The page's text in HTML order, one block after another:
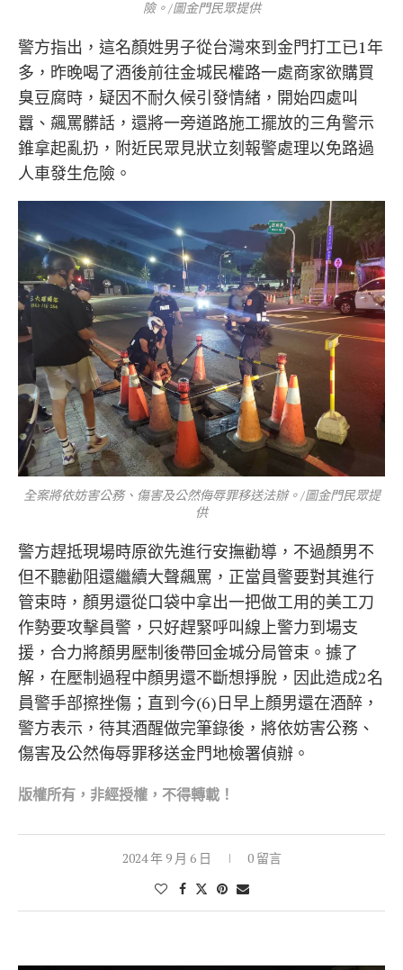
險。/圖金門民眾提供
警方指出，這名顏姓男子從台灣來到金門打工已1年
多，昨晚喝了酒後前往金城民權路一處商家欲購買
臭豆腐時，疑因不耐久候引發情緒，開始四處叫
囂、飆罵髒話，還將一旁道路施工擺放的三角警示
錐拿起亂扔，附近民眾見狀立刻報警處理以免路過
人車發生危險。
全案將依妨害公務、傷害及公然侮辱罪移送法辦。/圖金門民眾提
供
警方趕抵現場時原欲先進行安撫勸導，不過顏男不
但不聽勸阻還繼續大聲飆罵，正當員警要對其進行
管束時，顏男還從口袋中拿出一把做工用的美工刀
作勢要攻擊員警，只好趕緊呼叫線上警力到場支
援，合力將顏男壓制後帶回金城分局管束。據了
解，在壓制過程中顏男還不斷想掙脫，因此造成2名
員警手部擦挫傷；直到今(6)日早上顏男還在酒醉，
警方表示，待其酒醒做完筆錄後，將依妨害公務、
傷害及公然侮辱罪移送金門地檢署偵辦。
版權所有，非經授權，不得轉載！
2024 年 9 月 6 日 0 留言